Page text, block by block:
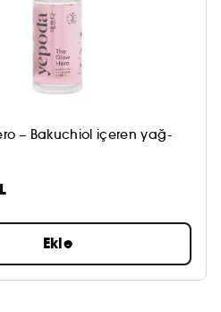
– Bakuchiol içeren yağ-
Ekle